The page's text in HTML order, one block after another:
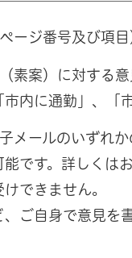
ージ番号及び項
素案）に対する意
に通勤」、「
ールのいずれか
す。詳しくはお
できません。
自身で意見を書